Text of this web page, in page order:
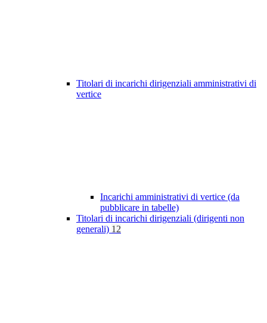
Titolari di incarichi dirigenziali amministrativi di
vertice
Incarichi amministrativi di vertice (da
pubblicare in tabelle)
Titolari di incarichi dirigenziali (dirigenti non
generali) 12